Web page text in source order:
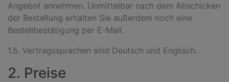
Angebot annehmen. Unmittelbar nach dem Abschicken
der Bestellung erhalten Sie außerdem noch eine
Bestellbestätigung per E-Mail.
1.5. Vertragssprachen sind Deutsch und Englisch.
2. Preise